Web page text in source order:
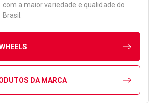
com a maior variedade e qualidade do
Brasil.
DA MARCA